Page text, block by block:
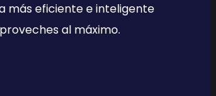
más eficiente e inteligente
al máximo.